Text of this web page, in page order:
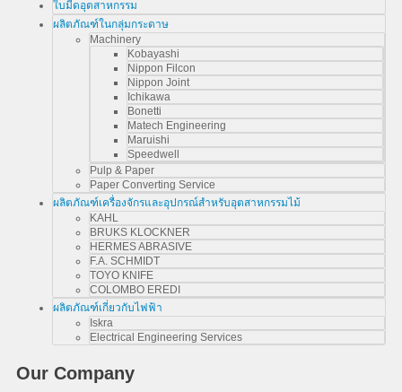
ใบมีดอุตสาหกรรม
ผลิตภัณฑ์ในกลุ่มกระดาษ
Machinery
Kobayashi
Nippon Filcon
Nippon Joint
Ichikawa
Bonetti
Matech Engineering
Maruishi
Speedwell
Pulp & Paper
Paper Converting Service
ผลิตภัณฑ์เครื่องจักรและอุปกรณ์สำหรับอุตสาหกรรมไม้
KAHL
BRUKS KLOCKNER
HERMES ABRASIVE
F.A. SCHMIDT
TOYO KNIFE
COLOMBO EREDI
ผลิตภัณฑ์เกี่ยวกับไฟฟ้า
Iskra
Electrical Engineering Services
Our Company